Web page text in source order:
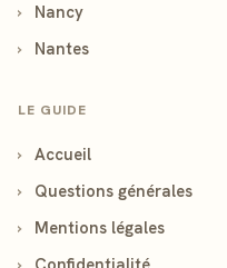
›
Nancy
›
Nantes
LE GUIDE
›
Accueil
›
Questions générales
›
Mentions légales